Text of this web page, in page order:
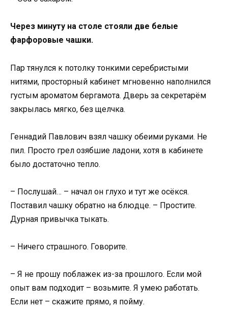
Через минуту на столе стояли две белые
фарфоровые чашки.
Пар тянулся к потолку тонкими серебристыми
нитями, просторный кабинет мгновенно наполнился
густым ароматом бергамота. Дверь за секретарём
закрылась мягко, без щелчка.
Геннадий Павлович взял чашку обеими руками. Не
пил. Просто грел озябшие ладони, хотя в кабинете
было достаточно тепло.
– Послушай… – начал он глухо и тут же осёкся.
Поставил чашку обратно на блюдце. – Простите.
Дурная привычка тыкать.
– Ничего страшного. Говорите.
– Я не прошу поблажек из-за прошлого. Если мой
опыт вам подходит – возьмите. Я умею работать.
Если нет – скажите прямо, я пойму.